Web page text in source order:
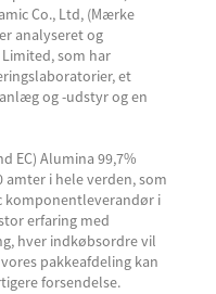
Co., Ltd, (Mærke
analyseret og
som har
et
og -udstyr og en
EC) Alumina 99,7%
i hele verden, som
komponentleverandør i
erfaring med
hver indkøbsordre vil
pakkeafdeling kan
forsendelse.